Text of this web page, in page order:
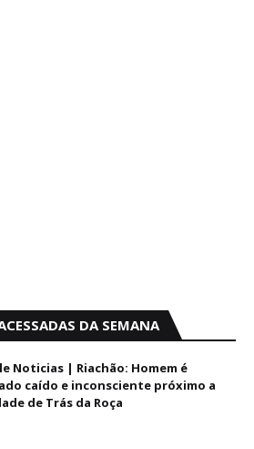
DA SEMANA
Noticias | Riachão: Homem é
caído e inconsciente próximo a
de Trás da Roça